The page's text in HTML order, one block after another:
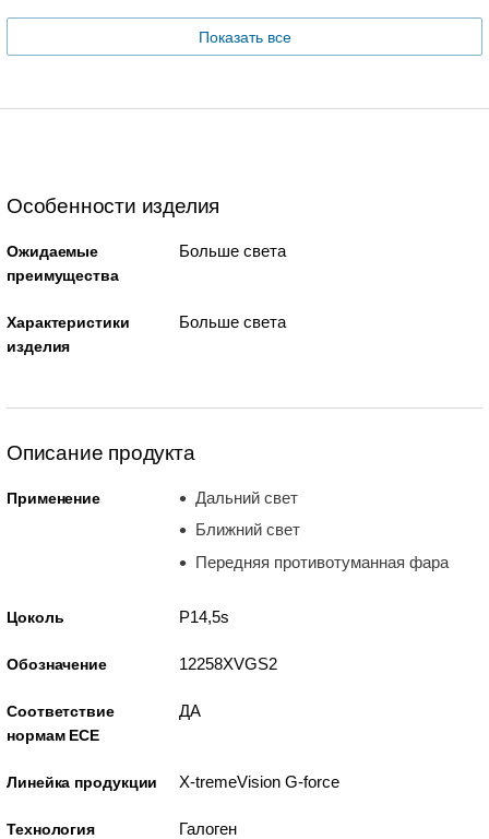
Показать все
Особенности изделия
Ожидаемые
преимущества
Больше света
Характеристики
изделия
Больше света
Описание продукта
Применение
Дальний свет
Ближний свет
Передняя противотуманная фара
Цоколь P14,5s
Обозначение 12258XVGS2
Соответствие
нормам ECE
ДА
Линейка продукции X-tremeVision G-force
Технология Галоген